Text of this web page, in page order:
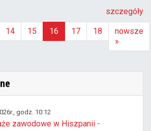
szczegóły
14 15
16
17 18
nowsze
»
godz. 10:12
zawodowe w Hiszpanii -